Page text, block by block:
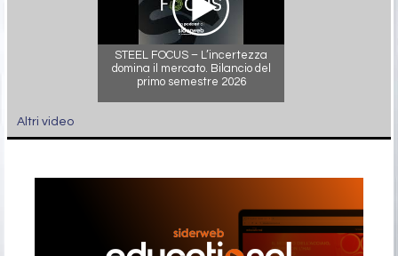
STEEL FOCUS – L’incertezza
domina il mercato. Bilancio del
primo semestre 2026
Altri video